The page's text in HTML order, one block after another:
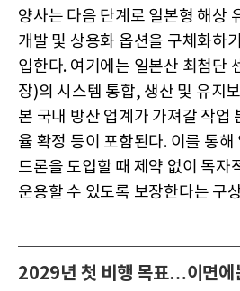
양사는 다음 단계로 일본형 해상
개발 및 상용화 옵션을 구체화하
입한다. 여기에는 일본산 최첨단
장)의 시스템 통합, 생산 및 유지
본 국내 방산 업계가 가져갈 작업
율 확정 등이 포함된다. 이를 통
드론을 도입할 때 제약 없이 독자
운용할 수 있도록 보장한다는 구
2029년 첫 비행 목표…이면에